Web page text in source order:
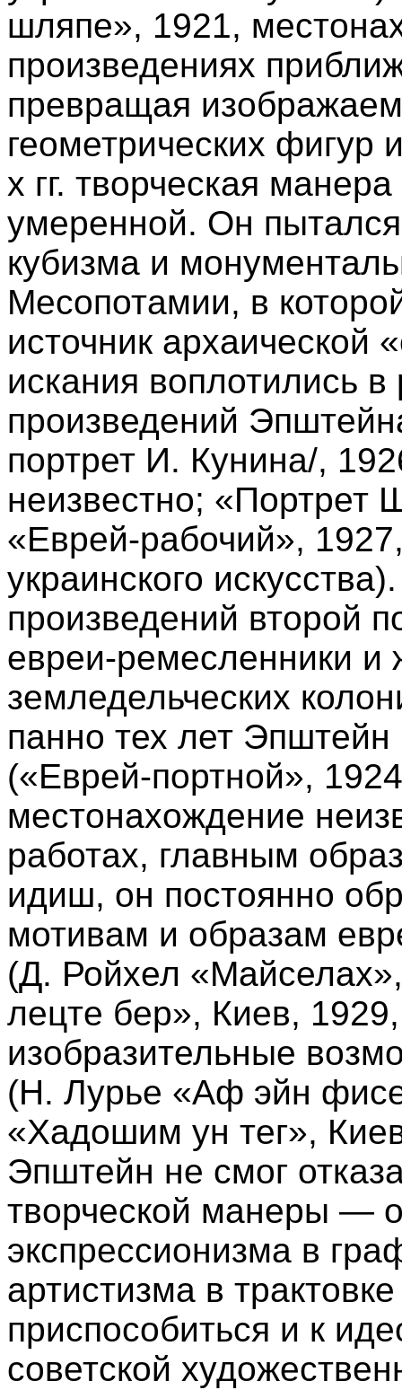
шляпе», 1921,
произведениях
превращая
геометрических фигур
х гг. творческая
умеренной. Он пытался
кубизма и
Месопотамии, в
источник архаической
искания воплотились
произведений
портрет И. Кунина/,
неизвестно;
«Еврей-рабочий»,
украинского
произведений второй
евреи-ремесленники и
земледельческих
панно тех лет
(«Еврей-портной»,
местонахождение
работах, главным
идиш, он постоянно
мотивам и образам
(Д. Ройхел
лецте бер», Киев,
изобразительные
(Н. Лурье «Аф эйн
«Хадошим ун тег»,
Эпштейн не смог
творческой манеры —
экспрессионизма в
артистизма в
приспособиться и к
советской